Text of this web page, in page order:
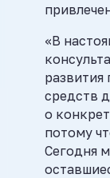
«В
средств
о
потому
Сегодня